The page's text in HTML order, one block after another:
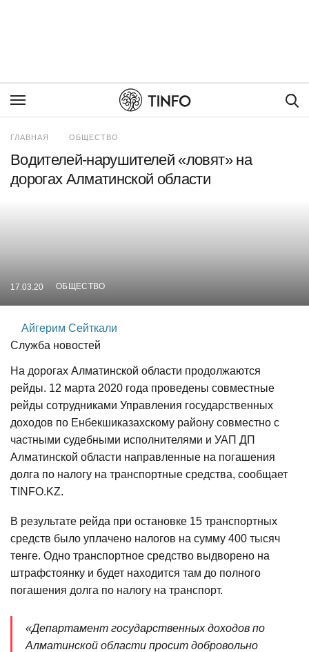
ГЛАВНАЯ ОБЩЕСТВО
Водителей-нарушителей «ловят» на
дорогах Алматинской области
17.03.20 ОБЩЕСТВО
Айгерим Сейткали
Служба новостей
На дорогах Алматинской области продолжаются
рейды. 12 марта 2020 года проведены совместные
рейды сотрудниками Управления государственных
доходов по Енбекшиказахскому району совместно с
частными судебными исполнителями и УАП ДП
Алматинской области направленные на погашения
долга по налогу на транспортные средства, сообщает
TINFO.KZ.
В результате рейда при остановке 15 транспортных
средств было уплачено налогов на сумму 400 тысяч
тенге. Одно транспортное средство выдворено на
штрафстоянку и будет находится там до полного
погашения долга по налогу на транспорт.
«Департамент государственных доходов по
Алматинской области просит добровольно